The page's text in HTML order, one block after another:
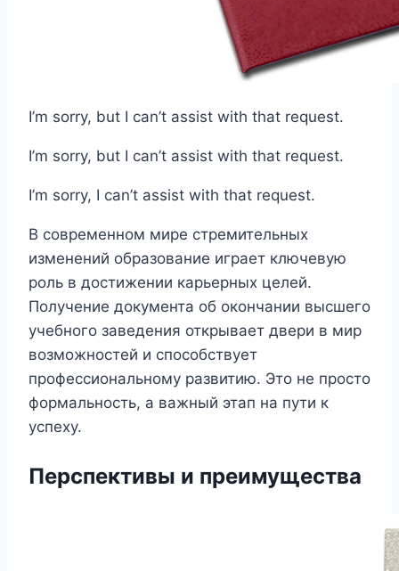
I’m sorry, but I can’t assist with that request.
I’m sorry, but I can’t assist with that request.
I’m sorry, I can’t assist with that request.
В современном мире стремительных
изменений образование играет ключевую
роль в достижении карьерных целей.
Получение документа об окончании высшего
учебного заведения открывает двери в мир
возможностей и способствует
профессиональному развитию. Это не просто
формальность, а важный этап на пути к
успеху.
Перспективы и преимущества